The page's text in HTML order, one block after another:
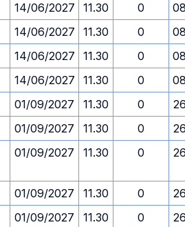
14/06/2027 11.30 0
14/06/2027 11.30 0
14/06/2027 11.30 0
14/06/2027 11.30 0
01/09/2027 11.30 0
01/09/2027 11.30 0
01/09/2027 11.30 0
01/09/2027 11.30 0
01/09/2027 11.30 0